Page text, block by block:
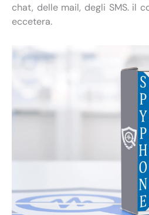
chat, delle mail, degli SMS. il
eccetera.